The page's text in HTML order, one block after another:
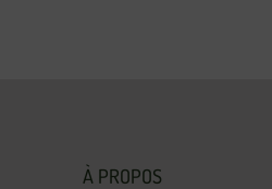
À PROPOS